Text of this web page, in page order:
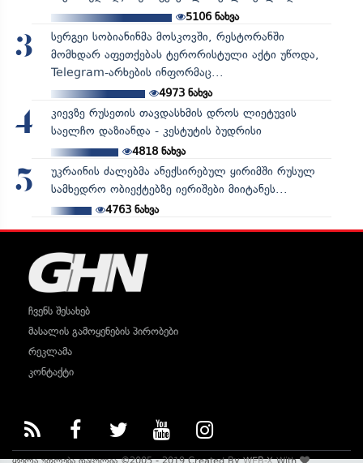
5106ნახვა
3
სერგეი სობიანინმა მოსკოვში, რესტორანში
მომხდარ აფეთქებას ტერორისტული აქტი უწოდა,
Telegram-არხების ინფორმაც...
4973ნახვა
4
კიევზე რუსეთის თავდასხმის დროს ლიეტუვის
საელჩო დაზიანდა - კესტუტის ბუდრისი
4818ნახვა
5
უკრაინის ძალებმა ანექსირებულ ყირიმში რუსულ
სამხედრო ობიექტებზე იერიშები მიიტანეს...
4763ნახვა
ჩვენს შესახებ
მასალის გამოყენების პირობები
რეკლამა
კონტაქტი
ყველა უფლება დაცულია ©2005 - 2019 Created ByWEB-XWith